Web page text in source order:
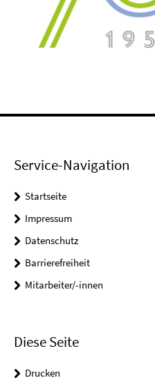
Service-Navigation
Startseite
Impressum
Datenschutz
Barrierefreiheit
Mitarbeiter/-innen
Diese Seite
Drucken